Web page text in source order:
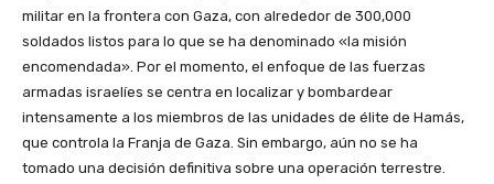
militar en la frontera con Gaza, con alrededor de 300,000
soldados listos para lo que se ha denominado «la misión
encomendada». Por el momento, el enfoque de las fuerzas
armadas israelíes se centra en localizar y bombardear
intensamente a los miembros de las unidades de élite de Hamás,
que controla la Franja de Gaza. Sin embargo, aún no se ha
tomado una decisión definitiva sobre una operación terrestre.